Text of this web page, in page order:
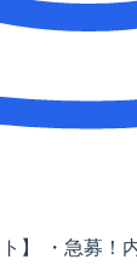
ト】 ・急募！